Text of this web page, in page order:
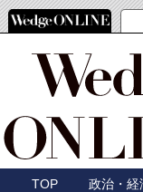
TOP 政治・経